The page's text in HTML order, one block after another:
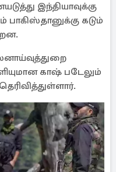
இந்தியாவுக்கு
கடும்
காஷ் படேலும்